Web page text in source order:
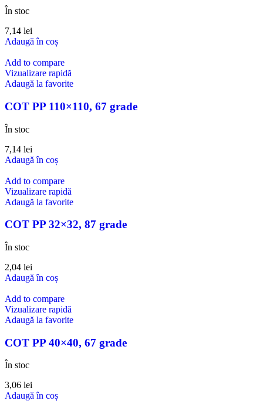
În stoc
7,14 lei
Adaugă în coș
Add to compare
Vizualizare rapidă
Adaugă la favorite
COT PP 110×110, 67 grade
În stoc
7,14 lei
Adaugă în coș
Add to compare
Vizualizare rapidă
Adaugă la favorite
COT PP 32×32, 87 grade
În stoc
2,04 lei
Adaugă în coș
Add to compare
Vizualizare rapidă
Adaugă la favorite
COT PP 40×40, 67 grade
În stoc
3,06 lei
Adaugă în coș